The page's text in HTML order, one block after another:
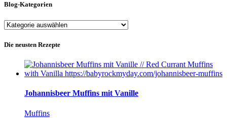
Blog-Kategorien
Blog-
Die neusten Rezepte
Johannisbeer Muffins mit Vanille
Muffins